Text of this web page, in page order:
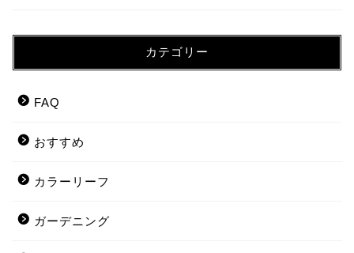
カテゴリー
FAQ
おすすめ
カラーリーフ
ガーデニング